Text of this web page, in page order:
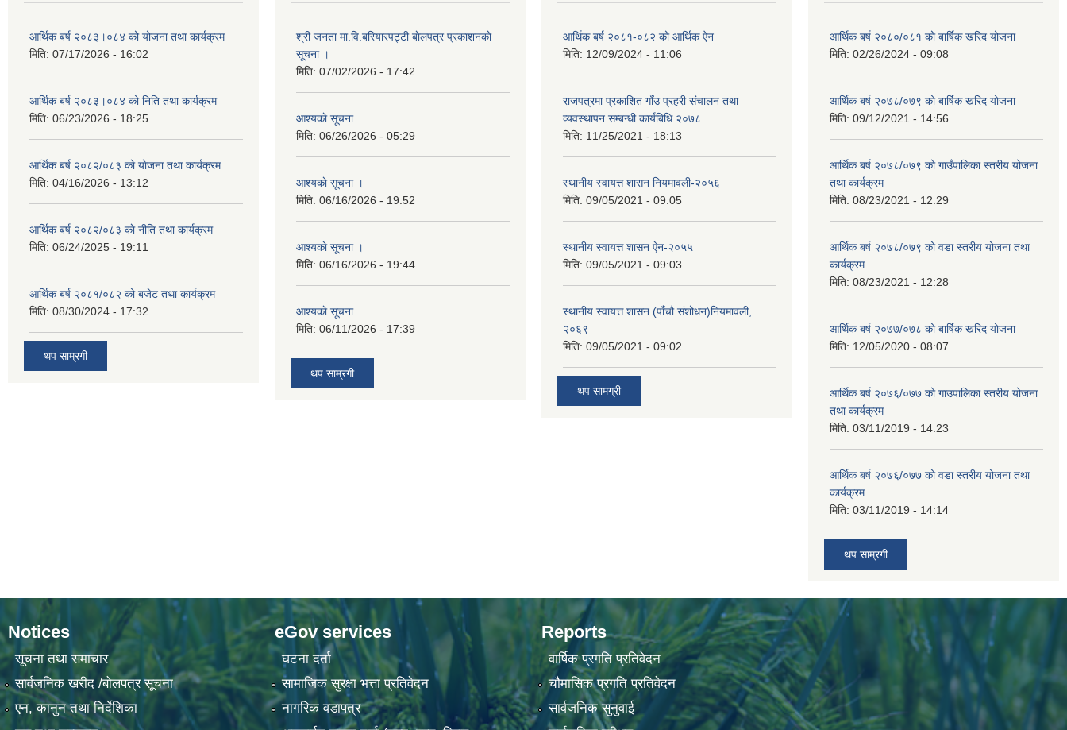
आर्थिक बर्ष २०८३।०८४ को योजना तथा कार्यक्रम
मिति: 07/17/2026 - 16:02
आर्थिक बर्ष २०८३।०८४ को निति तथा कार्यक्रम
मिति: 06/23/2026 - 18:25
आर्थिक बर्ष २०८२/०८३ काे याेजना तथा कार्यक्रम
मिति: 04/16/2026 - 13:12
आर्थिक बर्ष २०८२/०८३ काे नीति तथा कार्यक्रम
मिति: 06/24/2025 - 19:11
आर्थिक बर्ष २०८१/०८२ को बजेट तथा कार्यक्रम
मिति: 08/30/2024 - 17:32
थप साम्रगी
श्री जनता मा.वि.बरियारपट्टी बाेलपत्र प्रकाशनकाे
सूचना ।
मिति: 07/02/2026 - 17:42
आश्यकाे सूचना
मिति: 06/26/2026 - 05:29
आश्यकाे सूचना ।
मिति: 06/16/2026 - 19:52
आश्यकाे सूचना ।
मिति: 06/16/2026 - 19:44
आश्यकाे सूचना
मिति: 06/11/2026 - 17:39
थप साम्रगी
आर्थिक बर्ष २०८१-०८२ को आर्थिक ऐन
मिति: 12/09/2024 - 11:06
राजपत्रमा प्रकाशित गाँउ प्रहरी संचालन तथा
व्यवस्थापन सम्बन्धी कार्यबिधि २०७८
मिति: 11/25/2021 - 18:13
स्थानीय स्वायत्त शासन नियमावली-२०५६
मिति: 09/05/2021 - 09:05
स्थानीय स्वायत्त शासन ए‍ेन-२०५५
मिति: 09/05/2021 - 09:03
स्थानीय स्वायत्त शासन (पाँचौ संशोधन)नियमावली,
२०६९
मिति: 09/05/2021 - 09:02
थप सामग्री
आर्थिक बर्ष २०८०/०८१ को बार्षिक खरिद योजना
मिति: 02/26/2024 - 09:08
आर्थिक बर्ष २०७८/०७९ को बार्षिक खरिद योजना
मिति: 09/12/2021 - 14:56
आर्थिक बर्ष २०७८/०७९ को गाउँपालिका स्तरीय योजना
तथा कार्यक्रम
मिति: 08/23/2021 - 12:29
आर्थिक बर्ष २०७८/०७९ को वडा स्तरीय योजना तथा
कार्यक्रम
मिति: 08/23/2021 - 12:28
आर्थिक बर्ष २०७७/०७८ को बार्षिक खरिद योजना
मिति: 12/05/2020 - 08:07
आर्थिक बर्ष २०७६/०७७ को गाउपालिका स्तरीय योजना
तथा कार्यक्रम
मिति: 03/11/2019 - 14:23
आर्थिक बर्ष २०७६/०७७ को वडा स्तरीय योजना तथा
कार्यक्रम
मिति: 03/11/2019 - 14:14
थप साम्रगी
Notices
सूचना तथा समाचार
सार्वजनिक खरीद /बोलपत्र सूचना
एन, कानुन तथा निर्देशिका
eGov services
घटना दर्ता
सामाजिक सुरक्षा भत्ता प्रतिवेदन
नागरिक वडापत्र
Reports
वार्षिक प्रगति प्रतिवेदन
चौमासिक प्रगति प्रतिवेदन
सार्वजनिक सुनुवाई